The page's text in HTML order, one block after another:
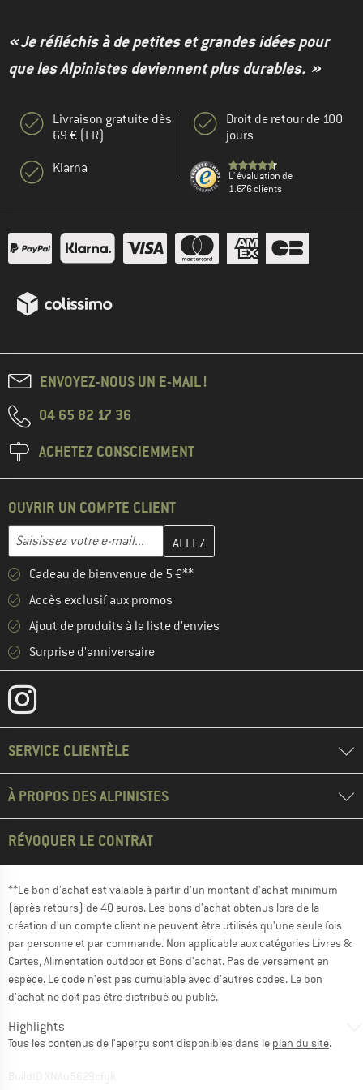
« Je réfléchis à de petites et grandes idées pour
que les Alpinistes deviennent plus durables. »
Livraison gratuite dès
69 € (FR)
Klarna
Droit de retour de 100
jours
L' évaluation de
1.676 clients
ENVOYEZ-NOUS UN E-MAIL !
04 65 82 17 36
ACHETEZ CONSCIEMMENT
OUVRIR UN COMPTE CLIENT
Adresse e-mail
Entrez votre adresse e-mail ici et créez votre compte client à la
Cadeau de bienvenue de 5 €**
Accès exclusif aux promos
Ajout de produits à la liste d'envies
Surprise d'anniversaire
SERVICE CLIENTÈLE
À PROPOS DES ALPINISTES
RÉVOQUER LE CONTRAT
**Le bon d'achat est valable à partir d'un montant d'achat minimum
(après retours) de 40 euros. Les bons d'achat obtenus lors de la
création d'un compte client ne peuvent être utilisés qu'une seule fois
par personne et par commande. Non applicable aux catégories Livres &
Cartes, Alimentation outdoor et Bons d'achat. Pas de versement en
espèce. Le code n'est pas cumulable avec d'autres codes. Le bon
d'achat ne doit pas être distribué ou publié.
Highlights
Tous les contenus de l'aperçu sont disponibles dans le plan du site.